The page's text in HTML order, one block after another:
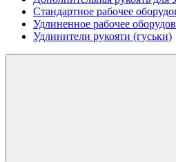
Стандартное рабочее
Удлиненное рабочее
Удлинители рукояти (гуськи)